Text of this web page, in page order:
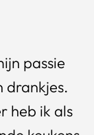
passie
drankjes.
heb ik als